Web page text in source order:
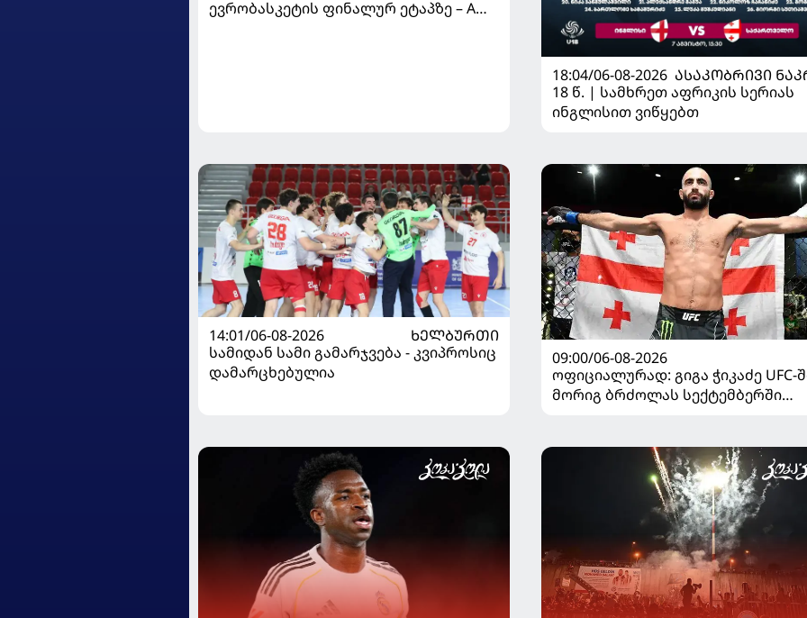
ევრობასკეტის ფინალურ ეტაპზე – A
18:04/06-08-2026 ᲐᲡᲐᲙᲝᲑᲠᲘᲕᲘ
18 წ. | სამხრეთ აფრიკის სერიას
ინგლისით ვიწყებთ
14:01/06-08-2026
ᲮᲔᲚᲑᲣᲠᲗᲘ
სამიდან სამი გამარჯვება - კვიპროსიც
დამარცხებულია
09:00/06-08-2026
ოფიციალურად: გიგა ჭიკაძე UFC-
მორიგ ბრძოლას სექტემბერში